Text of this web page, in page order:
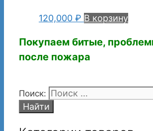
120,000 ₽ В корзину
Покупаем битые,
после пожара
Поиск: